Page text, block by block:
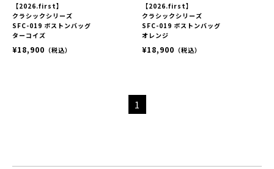
【2026.first】
クラシックシリーズ
SFC-019 ボストンバッグ
ターコイズ
¥18,900 （税込）
【2026.first】
クラシックシリーズ
SFC-019 ボストンバッグ
オレンジ
¥18,900 （税込）
1